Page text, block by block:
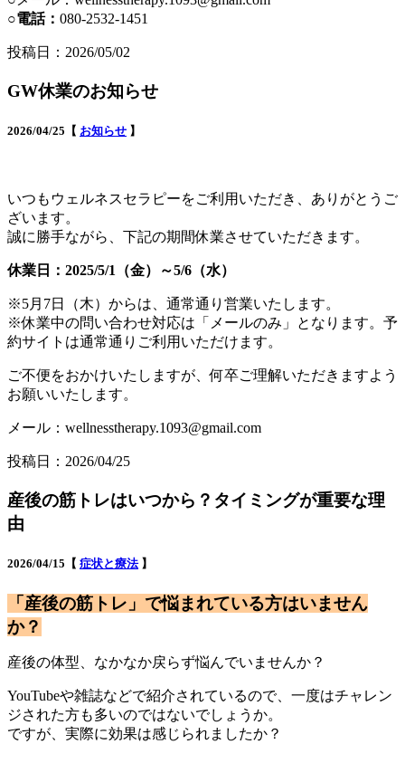
○電話： 080-2532-1451
投稿日：2026/05/02
GW休業のお知らせ
2026/04/25【 お知らせ 】
いつもウェルネスセラピーをご利用いただき、ありがとうご
ざいます。
誠に勝手ながら、下記の期間休業させていただきます。
休業日：2025/5/1（金）～5/6（水）
※5月7日（木）からは、通常通り営業いたします。
※休業中の問い合わせ対応は「メールのみ」となります。予
約サイトは通常通りご利用いただけます。
ご不便をおかけいたしますが、何卒ご理解いただきますよう
お願いいたします。
メール：wellnesstherapy.1093@gmail.com
投稿日：2026/04/25
産後の筋トレはいつから？タイミングが重要な理
由
2026/04/15【 症状と療法】
「産後の筋トレ」で悩まれている方はいません
か？
産後の体型、なかなか戻らず悩んでいませんか？
YouTubeや雑誌などで紹介されているので、一度はチャレン
ジされた方も多いのではないでしょうか。
ですが、実際に効果は感じられましたか？